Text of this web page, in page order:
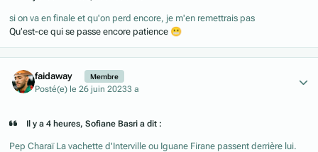
si on va en finale et qu'on perd encore, je m'en remettrais pas
Qu’est-ce qui se passe encore patience 😬
faidaway Membre
Posté(e) le 26 juin 20233 a
Il y a 4 heures, Sofiane Basri a dit :
Pep Charaï La vachette d'Interville ou Iguane Firane passent derrière lui.